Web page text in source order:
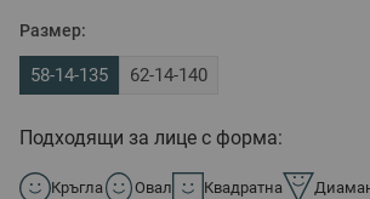
Размер:
58-14-135 62-14-140
Подходящи за лице с форма:
Кръгла Овал Квадратна